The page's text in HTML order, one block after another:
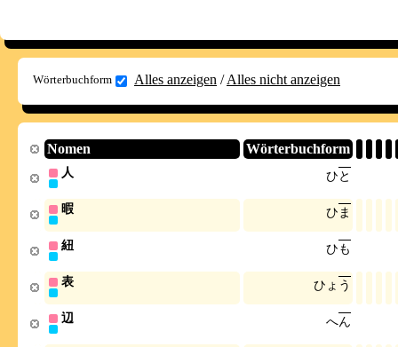
Wörterbuchform Alles anzeigen /Alles nicht anzeigen
Nomen Wörterbuchform
人 ひと
暇 ひ ま
紐 ひも
表 ひ ょ う
辺 へん